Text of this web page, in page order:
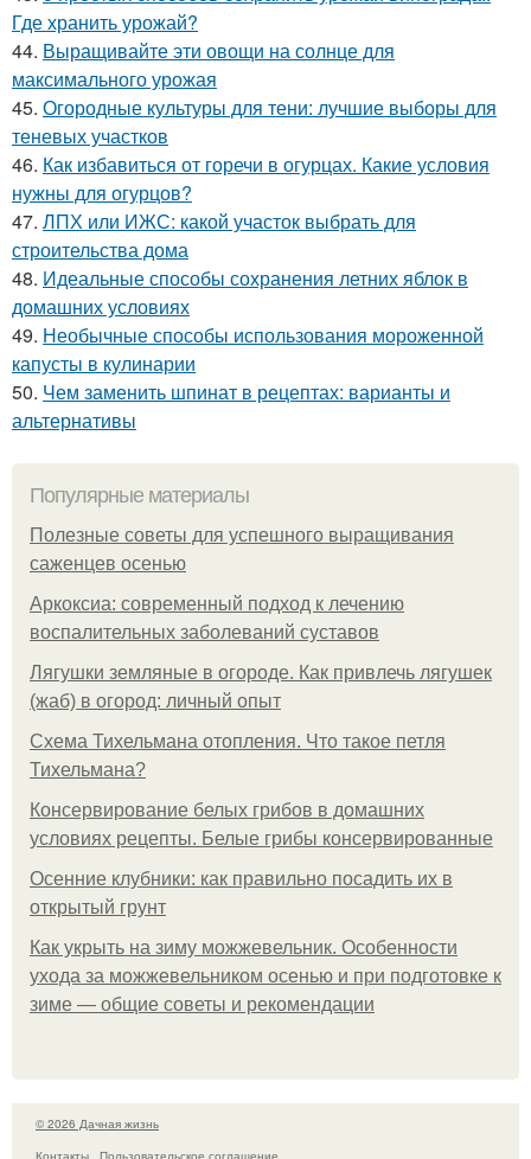
Где хранить урожай?
44. Выращивайте эти овощи на солнце для
максимального урожая
45. Огородные культуры для тени: лучшие выборы для
теневых участков
46. Как избавиться от горечи в огурцах. Какие условия
нужны для огурцов?
47. ЛПХ или ИЖС: какой участок выбрать для
строительства дома
48. Идеальные способы сохранения летних яблок в
домашних условиях
49. Необычные способы использования мороженной
капусты в кулинарии
50. Чем заменить шпинат в рецептах: варианты и
альтернативы
Популярные материалы
Полезные советы для успешного выращивания
саженцев осенью
Аркоксиа: современный подход к лечению
воспалительных заболеваний суставов
Лягушки земляные в огороде. Как привлечь лягушек
(жаб) в огород: личный опыт
Схема Тихельмана отопления. Что такое петля
Тихельмана?
Консервирование белых грибов в домашних
условиях рецепты. Белые грибы консервированные
Осенние клубники: как правильно посадить их в
открытый грунт
Как укрыть на зиму можжевельник. Особенности
ухода за можжевельником осенью и при подготовке к
зиме — общие советы и рекомендации
© 2026 Дачная жизнь
Контакты
Пользовательское соглашение